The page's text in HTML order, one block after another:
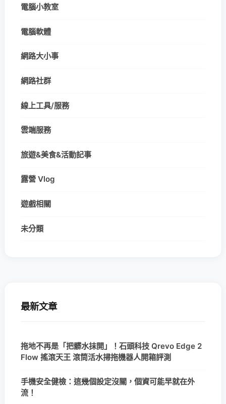
電腦小教室
電腦軟體
網路大小事
網路社群
線上工具/服務
雲端服務
旅遊&美食&活動記事
露營 Vlog
遊戲相關
未分類
最新文章
拖地不再是「把髒水抹開」！石頭科技 Qrevo Edge 2
Flow 搖滾天王 滾筒活水掃拖機器人開箱評測
手機安全健檢：這幾個設定沒關，個資可能早就在外
流！